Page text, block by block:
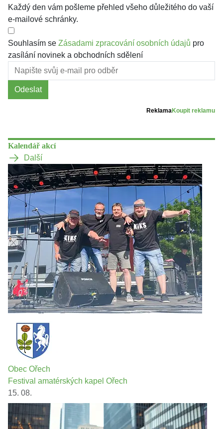
Každý den vám pošleme přehled všeho důležitého do vaší
e-mailové schránky.
Souhlasím se Zásadami zpracování osobních údajů pro
zasílání novinek a obchodních sdělení
Odeslat
ReklamaKoupit reklamu
Kalendář akcí
Další
Obec Ořech
Festival amatérských kapel Ořech
15. 08.